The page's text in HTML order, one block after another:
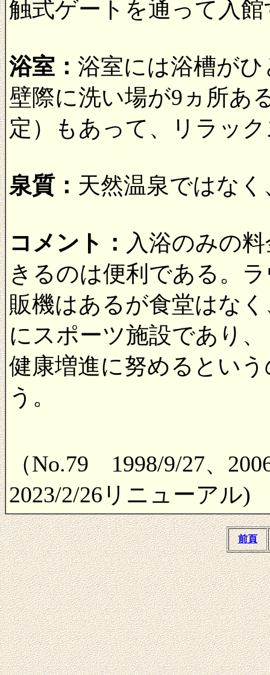
触式ゲートを通って入
浴室： 浴室には浴槽が
壁際に洗い場が9ヵ所あ
定）もあって、リラッ
泉質： 天然温泉ではな
コメント： 入浴のみの
きるのは便利である。
販機はあるが食堂はな
にスポーツ施設であり
健康増進に努めるとい
う。
（No.79 1998/9/27、
2023/2/26リニューアル)
前頁